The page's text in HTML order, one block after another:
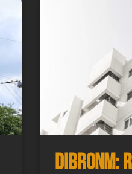
Dibronm: